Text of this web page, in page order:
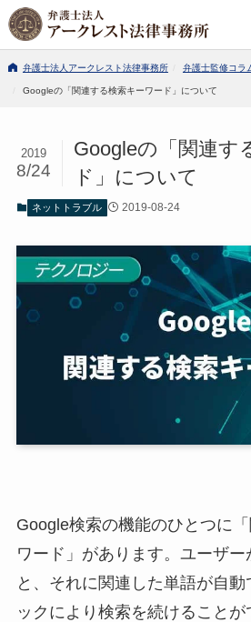
弁護士法人アークレスト法律事務所 弁護士監修コラ
Googleの「関連する検索キーワード」について
Googleの「関連す
ド」について
2019
8/24
ネットトラブル 2019-08-24
Google検索の機能のひとつに
ワード」 があります。ユーザー
と、それに関連した単語が自動
ックにより検索を続けることが